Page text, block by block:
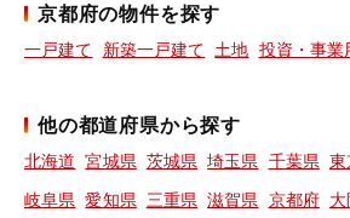
京都府の物件を探す
一戸建て 新築一戸建て 土地 投資・事業
他の都道府県から探す
北海道 宮城県 茨城県 埼玉県 千葉県 東
岐阜県 愛知県 三重県 滋賀県 京都府